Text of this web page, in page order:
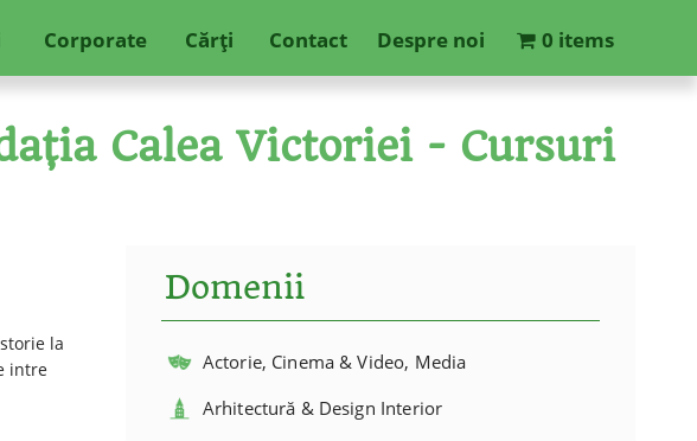
Corporate Cărţi Contact Despre noi 0 items
Calea Victoriei - Cursuri
la
intre
Domenii
Actorie, Cinema & Video, Media
Arhitectură & Design Interior